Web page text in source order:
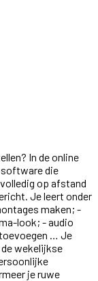
In de online
software die
op afstand
Je leert onder
maken; -
look; - audio
… Je
wekelijkse
je ruwe